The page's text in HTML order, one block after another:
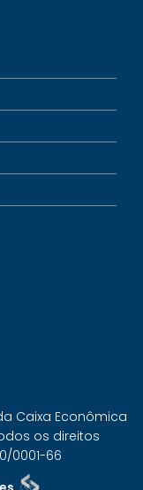
Caixa Econômica
os direitos
0001-66